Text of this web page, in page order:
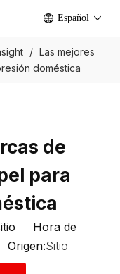
Español
/ Las mejores
doméstica
de
para
Hora de
Sitio